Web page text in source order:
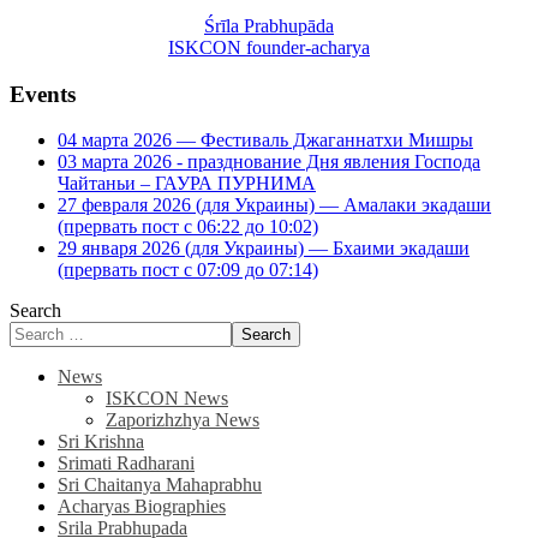
Śrīla Prabhupāda
ISKCON founder-acharya
Events
04 марта 2026 — Фестиваль Джаганнатхи Мишры
03 марта 2026 - празднование Дня явления Господа
Чайтаньи – ГАУРА ПУРНИМА
27 февраля 2026 (для Украины) — Амалаки экадаши
(прервать пост с 06:22 до 10:02)
29 января 2026 (для Украины) — Бхаими экадаши
(прервать пост с 07:09 до 07:14)
Search
Search
News
ISKCON News
Zaporizhzhya News
Sri Krishna
Srimati Radharani
Sri Chaitanya Mahaprabhu
Acharyas Biographies
Srila Prabhupada